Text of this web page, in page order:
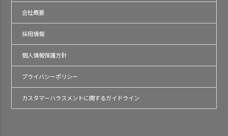
会社概要
採用情報
個人情報保護方針
プライバシーポリシー
カスタマーハラスメントに関するガイドライン